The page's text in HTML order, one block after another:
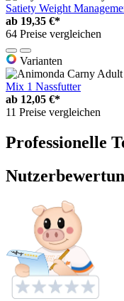
Satiety Weight
ab 19,35 €*
64 Preise vergleichen
Varianten
Mix 1 Nassfutter
ab 12,05 €*
11 Preise vergleichen
Professionelle